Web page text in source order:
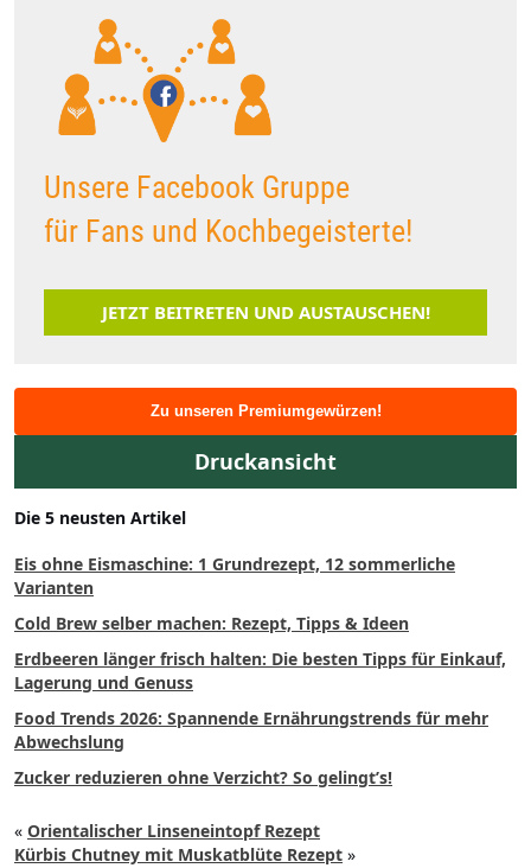
Unsere Facebook Gruppe
für Fans und Kochbegeisterte!
JETZT BEITRETEN UND AUSTAUSCHEN!
Zu unseren Premiumgewürzen!
Druckansicht
Die 5 neusten Artikel
Eis ohne Eismaschine: 1 Grundrezept, 12 sommerliche
Varianten
Cold Brew selber machen: Rezept, Tipps & Ideen
Erdbeeren länger frisch halten: Die besten Tipps für Einkauf,
Lagerung und Genuss
Food Trends 2026: Spannende Ernährungstrends für mehr
Abwechslung
Zucker reduzieren ohne Verzicht? So gelingt’s!
« Orientalischer Linseneintopf Rezept
Kürbis Chutney mit Muskatblüte Rezept »